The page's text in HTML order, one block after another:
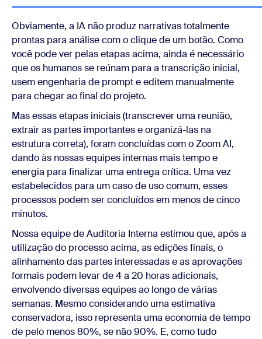
Obviamente, a IA não produz narrativas totalmente
prontas para análise com o clique de um botão. Como
você pode ver pelas etapas acima, ainda é necessário
que os humanos se reúnam para a transcrição inicial,
usem engenharia de prompt e editem manualmente
para chegar ao final do projeto.
Mas essas etapas iniciais (transcrever uma reunião,
extrair as partes importantes e organizá-las na
estrutura correta), foram concluídas com o Zoom AI,
dando às nossas equipes internas mais tempo e
energia para finalizar uma entrega crítica. Uma vez
estabelecidos para um caso de uso comum, esses
processos podem ser concluídos em menos de cinco
minutos.
Nossa equipe de Auditoria Interna estimou que, após a
utilização do processo acima, as edições finais, o
alinhamento das partes interessadas e as aprovações
formais podem levar de 4 a 20 horas adicionais,
envolvendo diversas equipes ao longo de várias
semanas. Mesmo considerando uma estimativa
conservadora, isso representa uma economia de tempo
de pelo menos 80%, se não 90%. E, como tudo